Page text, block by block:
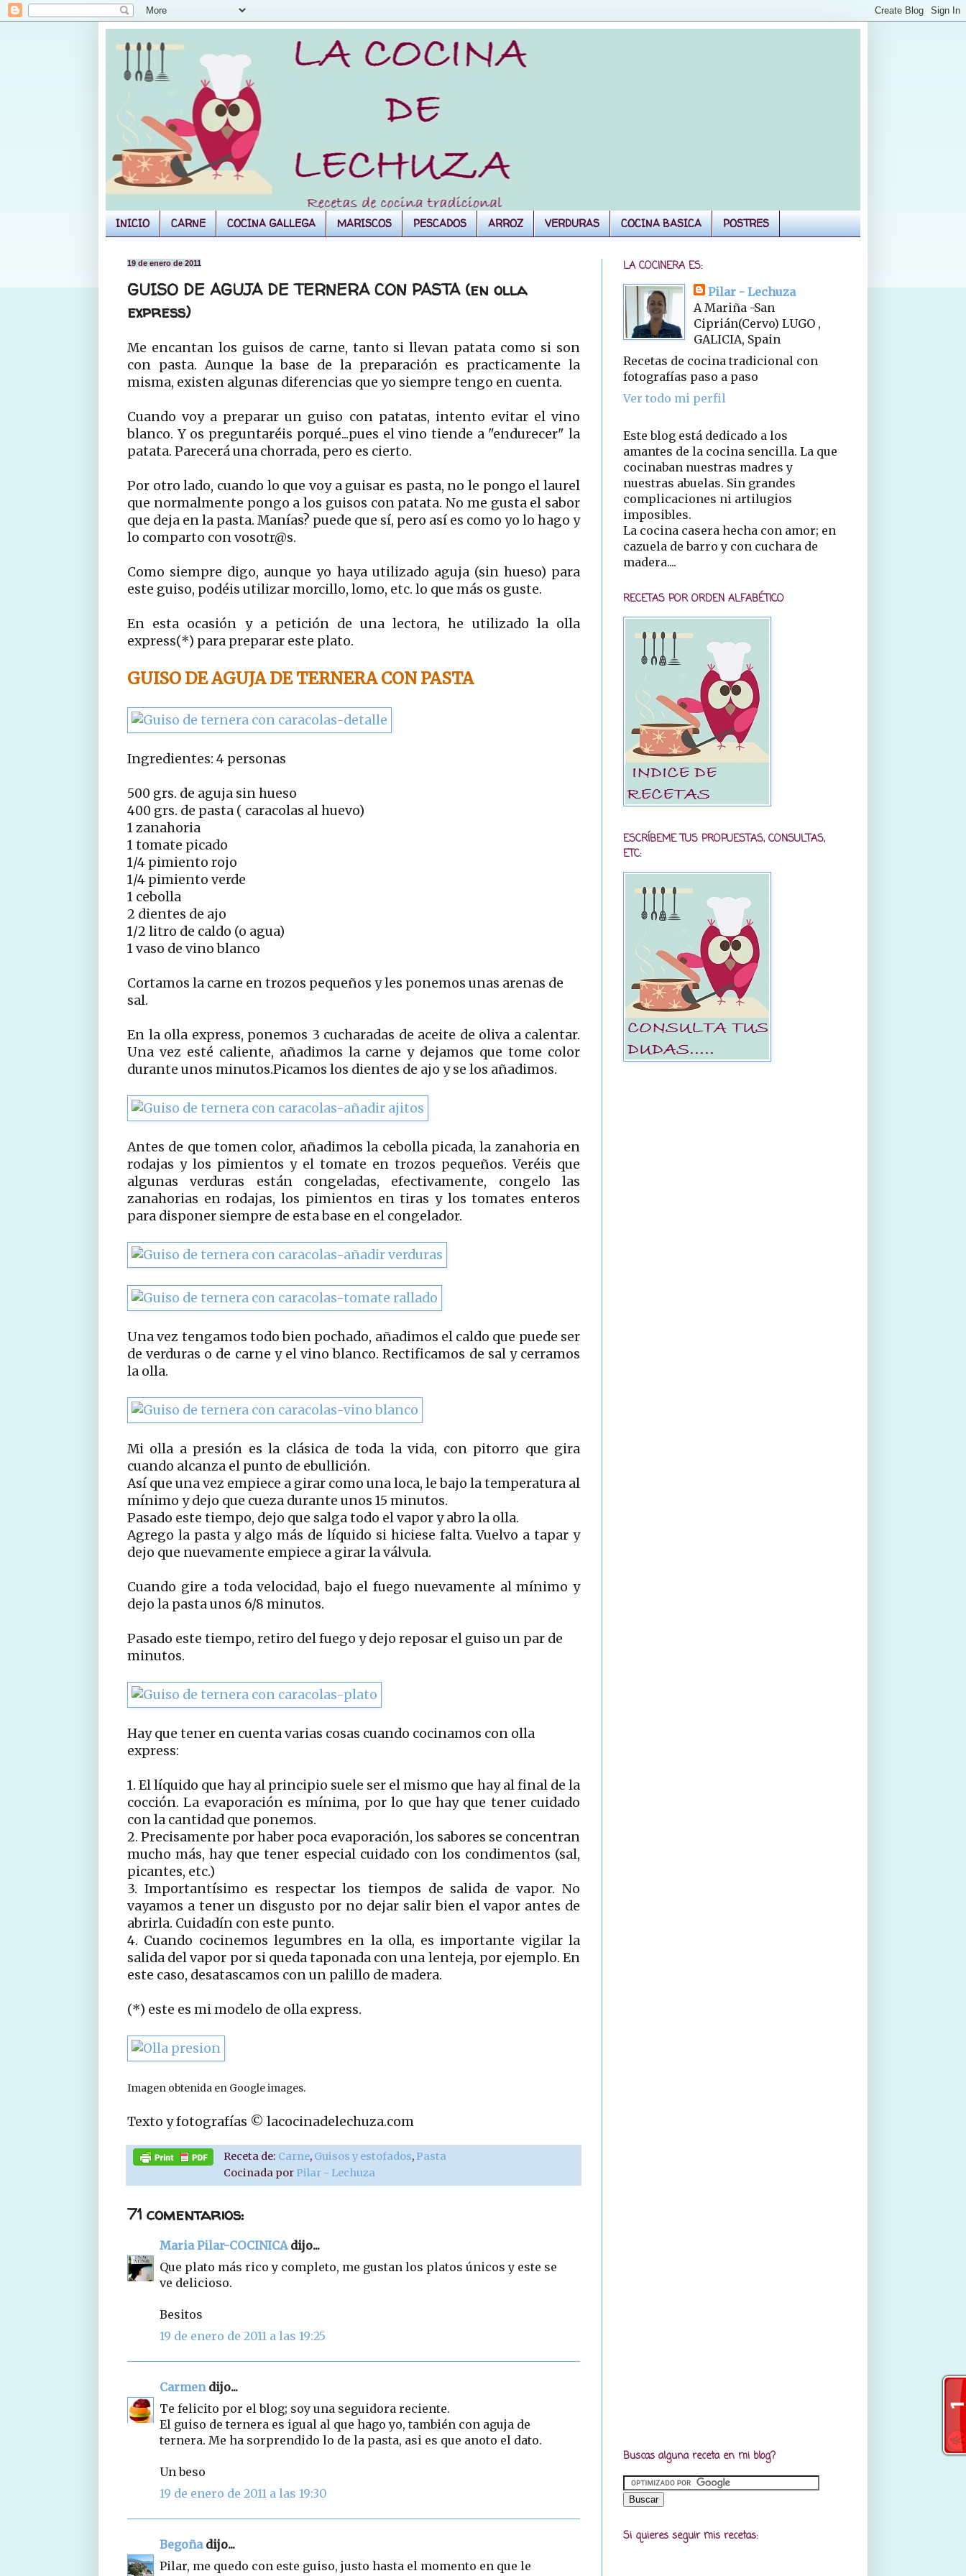
INICIO CARNE COCINA GALLEGA MARISCOS PESCADOS ARROZ VERDURAS COCINA BASICA POSTRES
19 de enero de 2011
GUISO DE AGUJA DE TERNERA CON PASTA (en olla
express)
Me encantan los guisos de carne, tanto si llevan patata como si son
con pasta. Aunque la base de la preparación es practicamente la
misma, existen algunas diferencias que yo siempre tengo en cuenta.
Cuando voy a preparar un guiso con patatas, intento evitar el vino
blanco. Y os preguntaréis porqué...pues el vino tiende a "endurecer" la
patata. Parecerá una chorrada, pero es cierto.
Por otro lado, cuando lo que voy a guisar es pasta, no le pongo el laurel
que normalmente pongo a los guisos con patata. No me gusta el sabor
que deja en la pasta. Manías? puede que sí, pero así es como yo lo hago y
lo comparto con vosotr@s.
Como siempre digo, aunque yo haya utilizado aguja (sin hueso) para
este guiso, podéis utilizar morcillo, lomo, etc. lo que más os guste.
En esta ocasión y a petición de una lectora, he utilizado la olla
express(*) para preparar este plato.
GUISO DE AGUJA DE TERNERA CON PASTA
Ingredientes: 4 personas
500 grs. de aguja sin hueso
400 grs. de pasta ( caracolas al huevo)
1 zanahoria
1 tomate picado
1/4 pimiento rojo
1/4 pimiento verde
1 cebolla
2 dientes de ajo
1/2 litro de caldo (o agua)
1 vaso de vino blanco
Cortamos la carne en trozos pequeños y les ponemos unas arenas de
sal.
En la olla express, ponemos 3 cucharadas de aceite de oliva a calentar.
Una vez esté caliente, añadimos la carne y dejamos que tome color
durante unos minutos.Picamos los dientes de ajo y se los añadimos.
Antes de que tomen color, añadimos la cebolla picada, la zanahoria en
rodajas y los pimientos y el tomate en trozos pequeños. Veréis que
algunas verduras están congeladas, efectivamente, congelo las
zanahorias en rodajas, los pimientos en tiras y los tomates enteros
para disponer siempre de esta base en el congelador.
Una vez tengamos todo bien pochado, añadimos el caldo que puede ser
de verduras o de carne y el vino blanco. Rectificamos de sal y cerramos
la olla.
Mi olla a presión es la clásica de toda la vida, con pitorro que gira
cuando alcanza el punto de ebullición.
Así que una vez empiece a girar como una loca, le bajo la temperatura al
mínimo y dejo que cueza durante unos 15 minutos.
Pasado este tiempo, dejo que salga todo el vapor y abro la olla.
Agrego la pasta y algo más de líquido si hiciese falta. Vuelvo a tapar y
dejo que nuevamente empiece a girar la válvula.
Cuando gire a toda velocidad, bajo el fuego nuevamente al mínimo y
dejo la pasta unos 6/8 minutos.
Pasado este tiempo, retiro del fuego y dejo reposar el guiso un par de
minutos.
Hay que tener en cuenta varias cosas cuando cocinamos con olla
express:
1. El líquido que hay al principio suele ser el mismo que hay al final de la
cocción. La evaporación es mínima, por lo que hay que tener cuidado
con la cantidad que ponemos.
2. Precisamente por haber poca evaporación, los sabores se concentran
mucho más, hay que tener especial cuidado con los condimentos (sal,
picantes, etc.)
3. Importantísimo es respectar los tiempos de salida de vapor. No
vayamos a tener un disgusto por no dejar salir bien el vapor antes de
abrirla. Cuidadín con este punto.
4. Cuando cocinemos legumbres en la olla, es importante vigilar la
salida del vapor por si queda taponada con una lenteja, por ejemplo. En
este caso, desatascamos con un palillo de madera.
(*) este es mi modelo de olla express.
Imagen obtenida en Google images.
Texto y fotografías © lacocinadelechuza.com
Receta de: Carne, Guisos y estofados, Pasta
Cocinada por Pilar - Lechuza
71 comentarios:
Maria Pilar-COCINICAdijo...
Que plato más rico y completo, me gustan los platos únicos y este se
ve delicioso.
Besitos
19 de enero de 2011 a las 19:25
Carmendijo...
Te felicito por el blog; soy una seguidora reciente.
El guiso de ternera es igual al que hago yo, también con aguja de
ternera. Me ha sorprendido lo de la pasta, asi es que anoto el dato.
Un beso
19 de enero de 2011 a las 19:30
Begoñadijo...
Pilar, me quedo con este guiso, justo hasta el momento en que le
LA COCINERA ES:
Pilar - Lechuza
A Mariña -San
Ciprián(Cervo) LUGO ,
GALICIA, Spain
Recetas de cocina tradicional con
fotografías paso a paso
Ver todo mi perfil
Este blog está dedicado a los
amantes de la cocina sencilla. La que
cocinaban nuestras madres y
nuestras abuelas. Sin grandes
complicaciones ni artilugios
imposibles.
La cocina casera hecha con amor; en
cazuela de barro y con cuchara de
madera....
RECETAS POR ORDEN ALFABÉTICO
ESCRÍBEME TUS PROPUESTAS, CONSULTAS,
ETC:
Buscas alguna receta en mi blog?
Si quieres seguir mis recetas: